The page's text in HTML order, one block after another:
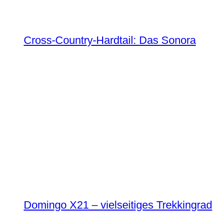
Cross-Country-Hardtail: Das Sonora
Domingo X21 – vielseitiges Trekkingrad